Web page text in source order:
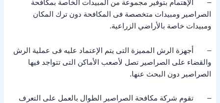
– الإهتمام بتوفير مجموعة من المبيدات الخاصة بمكافحة
الصراصير ومبيدات متخصصة فى المكافحة دون ترك المكان
ومبيدات خاصة بالأراضي الزراعية.
– أجهزة الرش المميزة التى يتم الإعتماد عليه فى عملية الرش
والقضاء على الصراصير تصل لأصعب الأماكن التى تتواجد فيها
الصراصير دون البحث عنها.
– تقوم شركة مكافحة الصراصير الطوال بالعمل على التعرف